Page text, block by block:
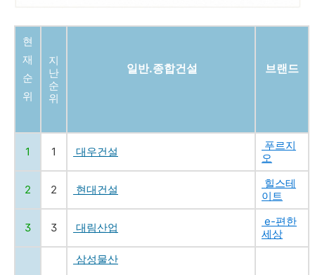
현
재
순
위
지
난
순
위
일반.종합건설 브랜드
1 1 대우건설
푸르지
오
2 2 현대건설
힐스테
이트
3 3 대림산업
e-편한
세상
삼성물산